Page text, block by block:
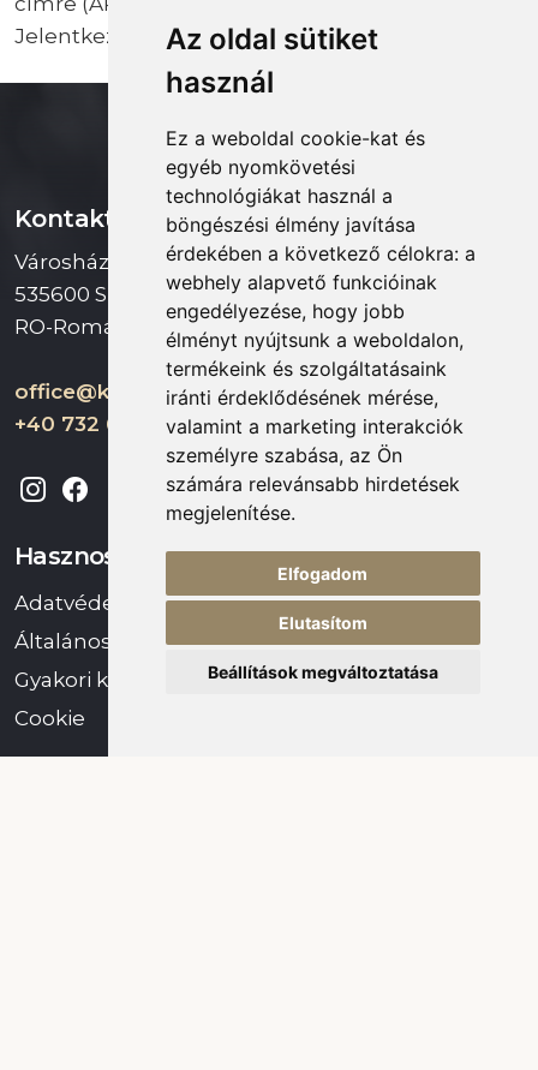
Az oldal sütiket
használ
Ez a weboldal cookie-kat és
egyéb nyomkövetési
technológiákat használ a
böngészési élmény javítása
érdekében a következő célokra: a
webhely alapvető funkcióinak
engedélyezése, hogy jobb
élményt nyújtsunk a weboldalon,
termékeink és szolgáltatásaink
iránti érdeklődésének mérése,
valamint a marketing interakciók
személyre szabása, az Ön
számára relevánsabb hirdetések
megjelenítése.
Elfogadom
Elutasítom
Beállítások megváltoztatása
Jelentkezési határidő:
Kontakt
Városháza tér 16 szám,
535600 Székelyudvarhely
RO-Románia
office@kukullo.ro
+40 732 668 703
Hasznos információk
Adatvédelmi szabályzat
Általános Szállodai Szerződéses Feltételek
Gyakori kérdések
Cookie